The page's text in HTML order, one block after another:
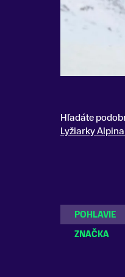
Hľadáte
Lyžiarky Alpina
POHLAVIE
ZNAČKA